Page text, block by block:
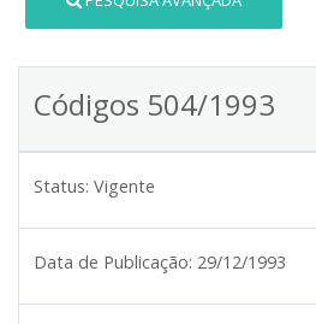
Códigos 504/1993
Status: Vigente
Data de Publicação: 29/12/1993